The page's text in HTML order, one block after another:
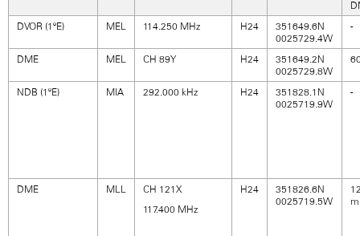
DVOR (1ºE)
MEL 114.250 MHz H24
351649.6N
0025729.4W
-
DME MEL CH 89Y H24
351649.2N
0025729.8W
NDB (1ºE) MIA 292.000 kHz H24
351828.1N
0025719.9W
-
DME MLL
CH 121X
117.400 MHz
H24
351826.6N
0025719.5W
m